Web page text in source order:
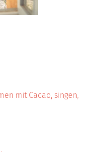
mit Cacao, singen,